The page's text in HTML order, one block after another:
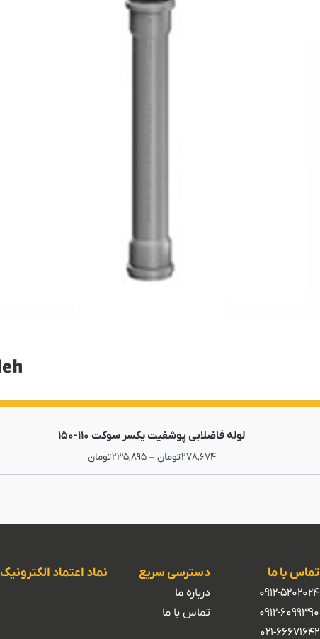
لوله فاضلابی پوشفیت یکسر سوکت 110-150
278,674تومان –
235,895تومان
تماس با ما
0912-5202024
0912-6099390
021-66671642
دسترسی سریع
درباره ما
تماس با ما
نماد اعتماد الکترونیک